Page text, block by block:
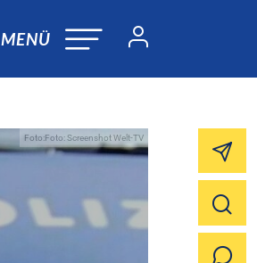
MENÜ
Foto:Foto: Screenshot Welt-TV